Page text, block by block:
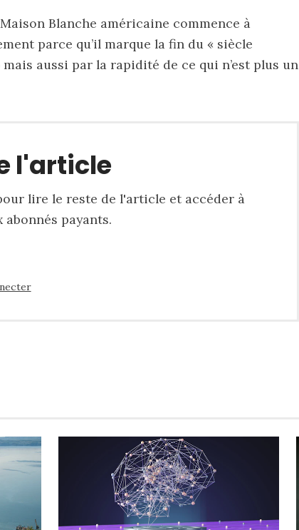
Blanche américaine commence à
parce qu’il marque la fin du « siècle
aussi par la rapidité de ce qui n’est plus un
l'article
lire le reste de l'article et accéder à
payants.